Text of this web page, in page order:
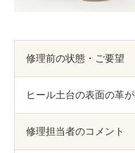
包丁研ぎ
店舗を探す
オンライン修理見積もり
修理前の状態・ご要望
ヒール土台の表面の革
修理担当者のコメント